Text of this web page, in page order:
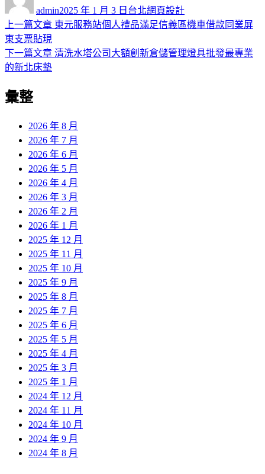
admin佈
日
2025 年 1 月 3 日 類
台北網頁設計
文
章
導
覽
上一篇文章 上
篇
東元服務站個人禮品滿足信義區機車借款同業屏
東支票貼現
下一篇文章 下
清洗水塔公司大額創新倉儲管理燈具批發最專業
的新北床墊
彙整
2026 年 8 月
2026 年 7 月
2026 年 6 月
2026 年 5 月
2026 年 4 月
2026 年 3 月
2026 年 2 月
2026 年 1 月
2025 年 12 月
2025 年 11 月
2025 年 10 月
2025 年 9 月
2025 年 8 月
2025 年 7 月
2025 年 6 月
2025 年 5 月
2025 年 4 月
2025 年 3 月
2025 年 1 月
2024 年 12 月
2024 年 11 月
2024 年 10 月
2024 年 9 月
2024 年 8 月